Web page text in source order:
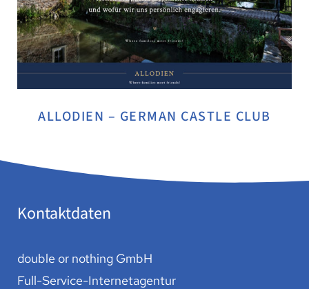
ALLODIEN – GERMAN CASTLE CLUB
Kontaktdaten
double or nothing GmbH
Full-Service-Internetagentur